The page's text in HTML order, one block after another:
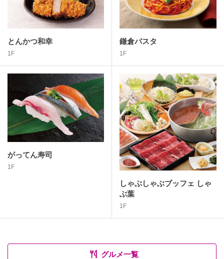
とんかつ和幸
1F
鎌倉パスタ
1F
がってん寿司
1F
しゃぶしゃぶブッフェ しゃ
ぶ葉
1F
グルメ一覧